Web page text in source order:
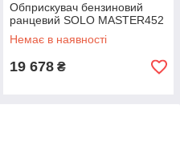
Обприскувач бензиновий
ранцевий SOLO MASTER452
Немає в наявності
19 678 ₴